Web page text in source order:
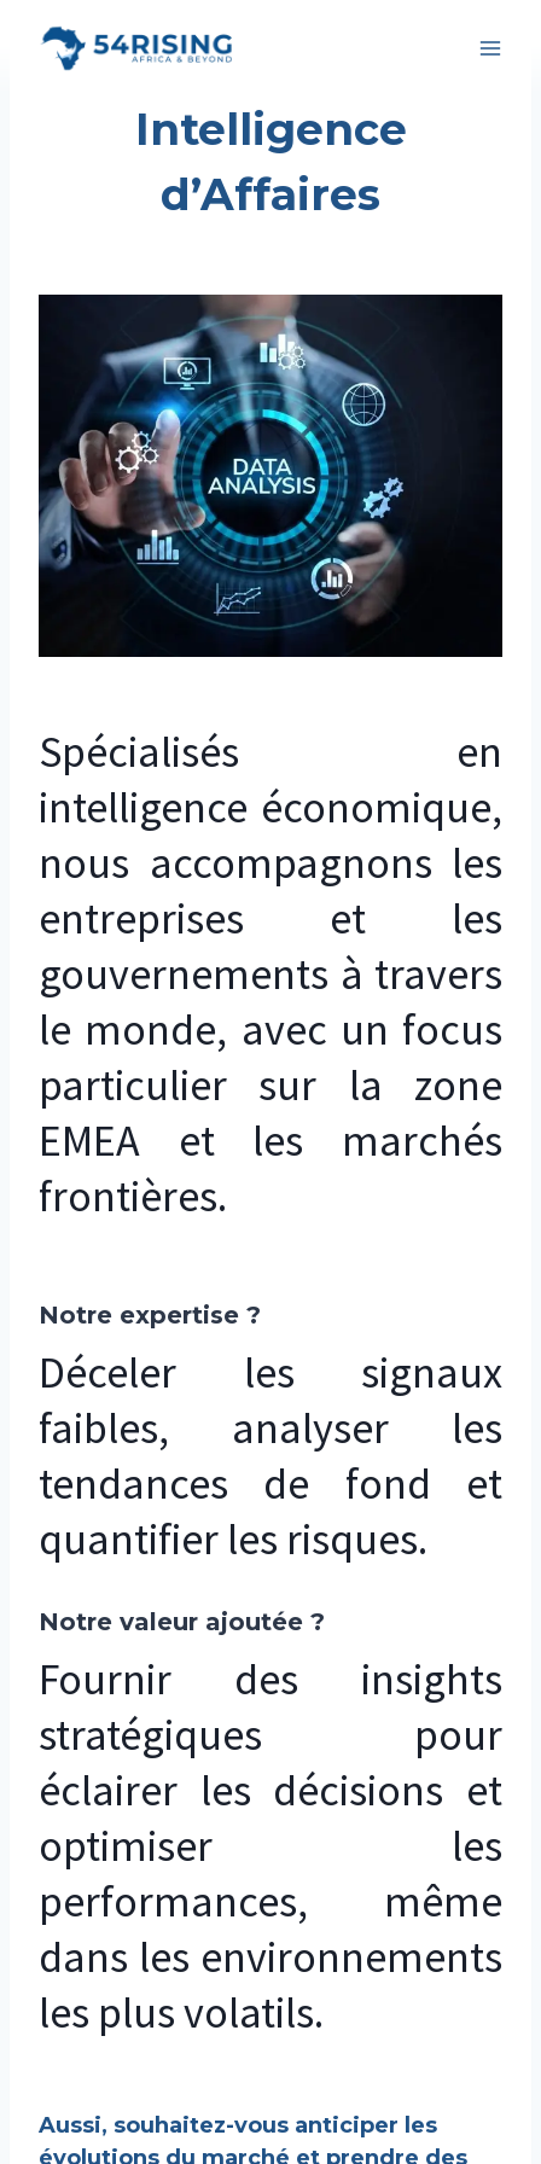
contenu
Intelligence
d’Affaires
Spécialisés en
intelligence économique,
nous accompagnons les
entreprises et les
gouvernements à travers
le monde, avec un focus
particulier sur la zone
EMEA et les marchés
frontières.
Notre expertise ?
Déceler les signaux
faibles, analyser les
tendances de fond et
quantifier les risques.
Notre valeur ajoutée ?
Fournir des insights
stratégiques pour
éclairer les décisions et
optimiser les
performances, même
dans les environnements
les plus volatils.
Aussi, souhaitez-vous anticiper les
évolutions du marché et prendre des